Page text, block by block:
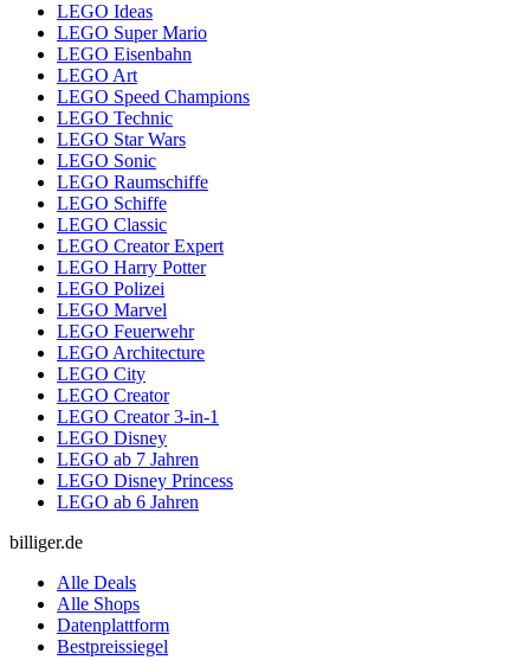
LEGO Ideas
LEGO Super Mario
LEGO Eisenbahn
LEGO Art
LEGO Speed Champions
LEGO Technic
LEGO Star Wars
LEGO Sonic
LEGO Raumschiffe
LEGO Schiffe
LEGO Classic
LEGO Creator Expert
LEGO Harry Potter
LEGO Polizei
LEGO Marvel
LEGO Feuerwehr
LEGO Architecture
LEGO City
LEGO Creator
LEGO Creator 3-in-1
LEGO Disney
LEGO ab 7 Jahren
LEGO Disney Princess
LEGO ab 6 Jahren
billiger.de
Alle Deals
Alle Shops
Datenplattform
Bestpreissiegel